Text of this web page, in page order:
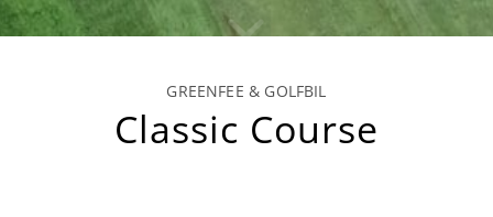
GREENFEE & GOLFBIL
Classic Course